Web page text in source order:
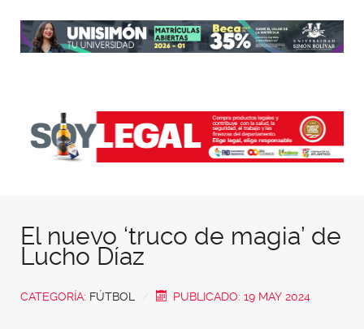
El nuevo ‘truco de magia’ de
Lucho Díaz
CATEGORÍA: FÚTBOL PUBLICADO: 19 MAY 2024